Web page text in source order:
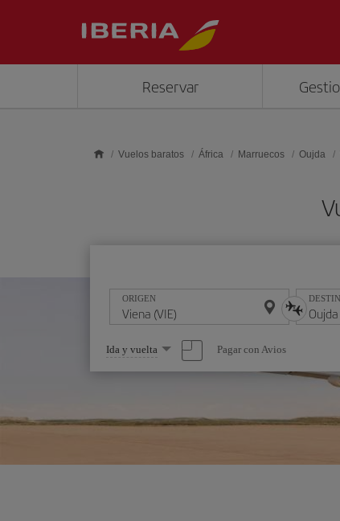
Reservar
Vuelos baratos África Marruecos Oujda
ORIGEN
Seleccione
una
opción
Ida y vuelta Pagar con Avios